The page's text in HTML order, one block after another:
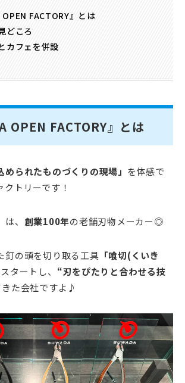
OPEN FACTORY』とは
どころ
カフェを併設
OPEN FACTORY』とは
められたものづくりの現場」 を体感で
トリーです！
は、 創業100年の老舗刃物メーカー◎
釘の頭を切り取る工具 「喰切(くいき
タートし、 “刃をぴたりと合わせる技
た会社ですよ♪